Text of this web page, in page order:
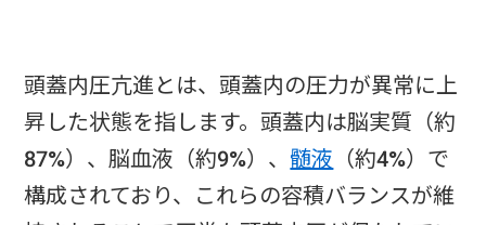
頭蓋内圧亢進とは、頭蓋内の圧力が異常に上
昇した状態を指します。頭蓋内は脳実質（約
87%）、脳血液（約9%）、 髄液 （約4%）で
構成されており、これらの容積バランスが維